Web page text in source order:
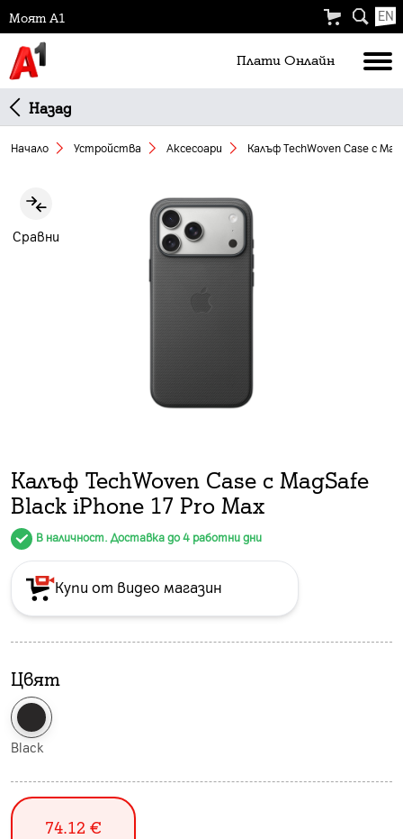
Моят А1 EN
Плати Oнлайн
Назад
Начало Устройства Аксесоари Калъф TechWoven Case с
Сравни
Slide 1 of 1
Калъф TechWoven Case с MagSafe
Black iPhone 17 Pro Max
В наличност. Доставка до 4 работни дни
Купи от видео магазин
Цвят
Black
74.12 €